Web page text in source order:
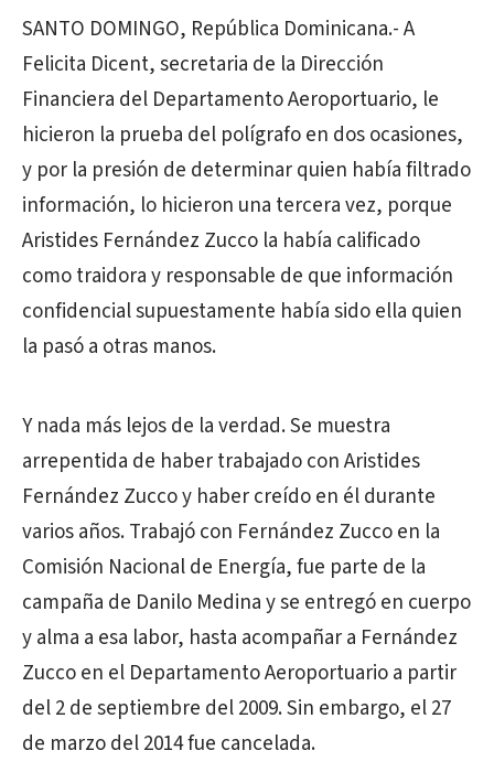
SANTO DOMINGO, República Dominicana.- A
Felicita Dicent, secretaria de la Dirección
Financiera del Departamento Aeroportuario, le
hicieron la prueba del polígrafo en dos ocasiones,
y por la presión de determinar quien había filtrado
información, lo hicieron una tercera vez, porque
Aristides Fernández Zucco la había calificado
como traidora y responsable de que información
confidencial supuestamente había sido ella quien
la pasó a otras manos.
Y nada más lejos de la verdad. Se muestra
arrepentida de haber trabajado con Aristides
Fernández Zucco y haber creído en él durante
varios años. Trabajó con Fernández Zucco en la
Comisión Nacional de Energía, fue parte de la
campaña de Danilo Medina y se entregó en cuerpo
y alma a esa labor, hasta acompañar a Fernández
Zucco en el Departamento Aeroportuario a partir
del 2 de septiembre del 2009. Sin embargo, el 27
de marzo del 2014 fue cancelada.